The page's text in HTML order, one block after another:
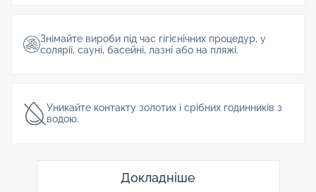
Знімайте вироби під час гігієнічних процедур, у
солярії, сауні, басейні, лазні або на пляжі.
Уникайте контакту золотих і срібних годинників з
водою.
Докладніше